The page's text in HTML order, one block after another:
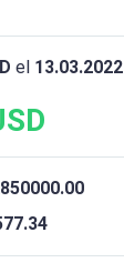
el 13.03.2022